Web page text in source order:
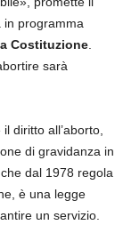
in programma
Costituzione.
sarà
diritto all’aborto,
di gravidanza in
dal 1978 regola
è una legge
un servizio.